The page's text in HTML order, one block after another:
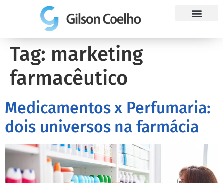
Tag: marketing
farmacêutico
Medicamentos x Perfumaria:
dois universos na farmácia